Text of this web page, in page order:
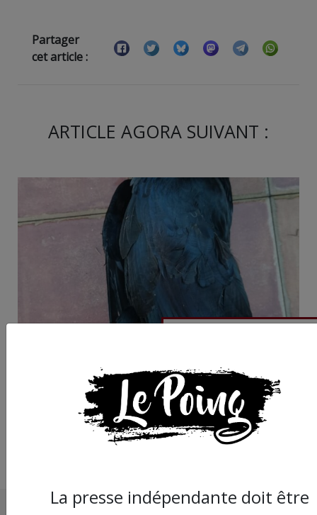
Partager
cet article :
ARTICLE AGORA SUIVANT :
La presse indépendante doit être